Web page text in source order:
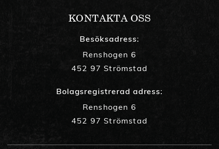
KONTAKTA OSS
Besöksadress:
Renshogen 6
452 97 Strömstad
Bolagsregistrerad adress:
Renshogen 6
452 97 Strömstad